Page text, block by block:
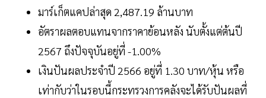
มาร์เก็ตแคปล่าสุด 2,487.19 ล้านบาท
อัตราผลตอบแทนจากราคาย้อนหลัง นับตั้งแต่ต้นปี
2567 ถึงปัจจุบันอยู่ที่ -1.00%
เงินปันผลประจำปี 2566 อยู่ที่ 1.30 บาท/หุ้น หรือ
เท่ากับว่าในรอบนี้กระทรวงการคลังจะได้รับปันผลที่